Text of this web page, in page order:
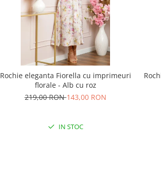
Rochie eleganta Fiorella cu imprimeuri
florale - Alb cu roz
219,00 RON143,00 RON
IN STOC